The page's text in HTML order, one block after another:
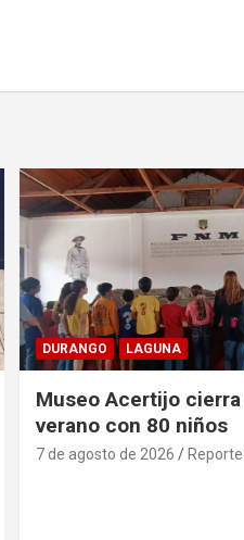
DURANGO LAGUNA
Museo Acertijo
verano con 80 niños
7 de agosto de 2026